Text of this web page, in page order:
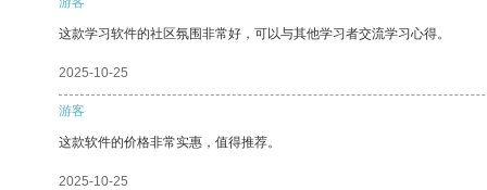
这款学习软件的社区氛围非常好，可以与其他学习者交流学习心得。
2025-10-25
游客
这款软件的价格非常实惠，值得推荐。
2025-10-25